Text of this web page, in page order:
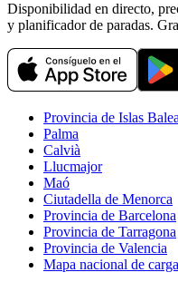
Disponibilidad en directo,
y planificador de paradas.
Provincia de Islas
Palma
Calvià
Llucmajor
Maó
Ciutadella de Menorca
Provincia de Barcelona
Provincia de Tarragona
Provincia de Valencia
Mapa nacional de